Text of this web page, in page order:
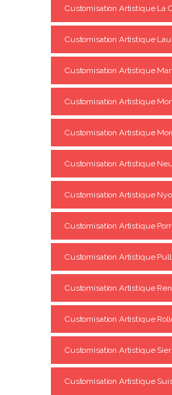
Customisation Artistique La
Customisation Artistique
Customisation Artistique
Customisation Artistique
Customisation Artistique
Customisation Artistique
Customisation Artistique
Customisation Artistique
Customisation Artistique
Customisation Artistique
Customisation Artistique
Customisation Artistique
Customisation Artistique